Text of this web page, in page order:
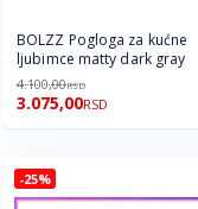
BOLZZ Pogloga za kućne
ljubimce matty dark gray
4.100,00RSD
3.075,00RSD
-25%